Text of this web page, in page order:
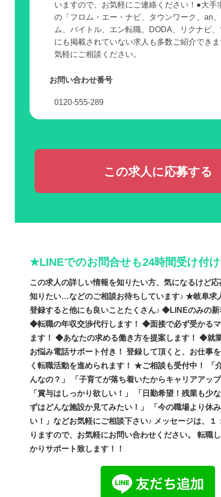
いますので、お気軽にご連絡ください！●大手
の「フロム・エー・ナビ、タウンワーク、an
ム、バイトル、エン転職、DODA、リクナビ
にも掲載されていない求人も多数ご紹介でき
気軽にご相談ください。
お問い合わせ番号
0120-555-289
この求人に応募する
★LINEでのお問合せも24時間受け付
この求人の詳しい情報を知りたい方、気になるけど
知りたい…などのご相談お待ちしています♪ ★岐阜求
登録すると他にも良いことたくさん♪ ◆LINEのみの
◆転職の年収交渉代行します！ ◆面接で必ず受かる
ます！ ◆あなたの求める働き方を提案します！ ◆就
お悩み電話サポート付き！ 登録して頂くと、お仕事
く転職活動を進められます！ ★ご相談も受付中！ 「
んなの？」 「子育てが落ち着いたからキャリアアッ
「賞与はしっかり欲しい！」 「日勤希望！残業も少
ずはどんな施設か見てみたい！」 「今の職場より休
い！」などお気軽にご相談下さい♪ メッセージは、１
りますので、お気軽にお問い合わせください。 転職
かりサポート致します！！